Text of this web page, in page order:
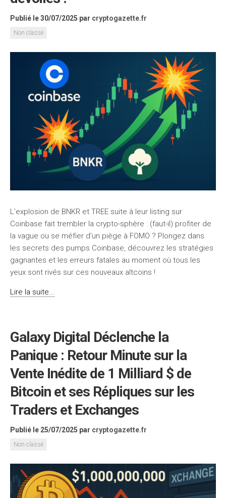
Publié le 30/07/2025 par cryptogazette.fr
Non classé
L’explosion de BNKR et TREE suite à leur listing sur
Coinbase fait trembler la crypto-sphère : (faut-il) profiter de
la vague ou se méfier d’un piège à FOMO ? Plongez dans
les secrets des pumps Coinbase, découvrez les stratégies
gagnantes et les erreurs fatales au moment où tous les
yeux sont rivés sur ces nouveaux altcoins !
Lire la suite...
Galaxy Digital Déclenche la
Panique : Retour Minute sur la
Vente Inédite de 1 Milliard $ de
Bitcoin et ses Répliques sur les
Traders et Exchanges
Publié le 25/07/2025 par cryptogazette.fr
Non classé